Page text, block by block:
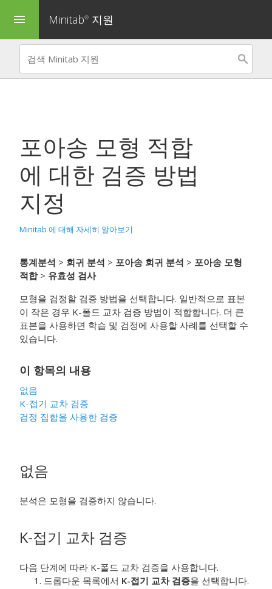
menu Minitab® 지원
포아송 모형 적합
에 대한 검증 방법
지정
Minitab 에 대해 자세히 알아보기
통계분석 > 회귀 분석 > 포아송 회귀 분석 > 포아송 모형
적합> 유효성 검사
모형을 검정할 검증 방법을 선택합니다. 일반적으로 표본
이 작은 경우 K-폴드 교차 검증 방법이 적합합니다. 더 큰
표본을 사용하면 학습 및 검정에 사용할 사례를 선택할 수
있습니다.
이 항목의 내용
없음
K-접기 교차 검증
검정 집합을 사용한 검증
없음
분석은 모형을 검증하지 않습니다.
K-접기 교차 검증
다음 단계에 따라 K-폴드 교차 검증을 사용합니다.
드롭다운 목록에서 K-접기 교차 검증을 선택합니다.